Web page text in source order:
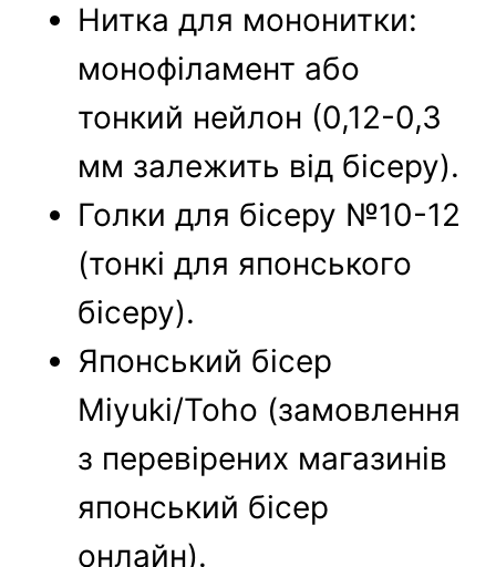
Нитка для мононитки:
монофіламент або
тонкий нейлон (0,12-0,3
мм залежить від бісеру).
Голки для бісеру №10-12
(тонкі для японського
бісеру).
Японський бісер
Miyuki/Toho (замовлення
з перевірених магазинів
японський бісер
онлайн).